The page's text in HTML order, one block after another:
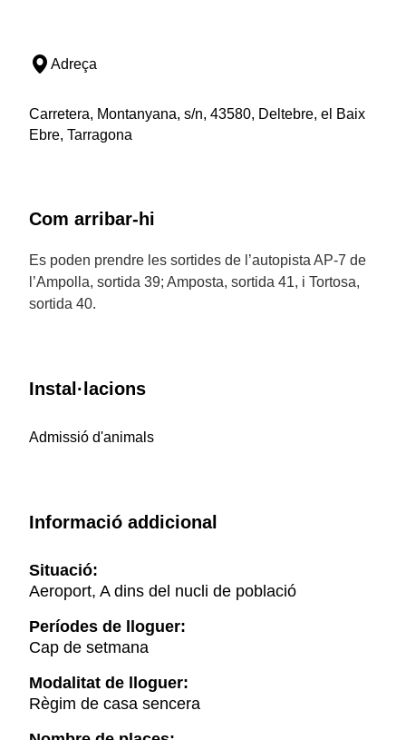
Adreça
Carretera, Montanyana, s/n, 43580, Deltebre, el Baix
Ebre, Tarragona
Com arribar-hi
Es poden prendre les sortides de l’autopista AP-7 de
l’Ampolla, sortida 39; Amposta, sortida 41, i Tortosa,
sortida 40.
Instal·lacions
Admissió d'animals
Informació addicional
Situació:
Aeroport, A dins del nucli de població
Períodes de lloguer:
Cap de setmana
Modalitat de lloguer:
Règim de casa sencera